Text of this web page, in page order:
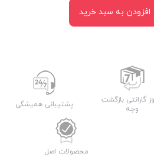
افزودن به سبد خرید
روز گارانتی بازگشت
وجه
پشتیبانی همیشگی
محصولات اصل